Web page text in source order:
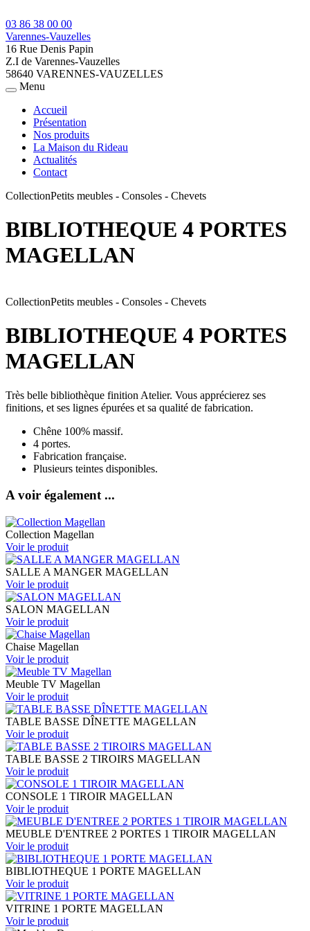
03 86 38 00 00
Varennes-Vauzelles
16 Rue Denis Papin
Z.I de Varennes-Vauzelles
58640 VARENNES-VAUZELLES
Menu
Accueil
Présentation
Nos produits
La Maison du Rideau
Actualités
Contact
CollectionPetits meubles - Consoles - Chevets
BIBLIOTHEQUE 4 PORTES
MAGELLAN
CollectionPetits meubles - Consoles - Chevets
BIBLIOTHEQUE 4 PORTES
MAGELLAN
Très belle bibliothèque finition Atelier. Vous apprécierez ses
finitions, et ses lignes épurées et sa qualité de fabrication.
Chêne 100% massif.
4 portes.
Fabrication française.
Plusieurs teintes disponibles.
A voir également ...
Collection Magellan
Voir le produit
SALLE A MANGER MAGELLAN
Voir le produit
SALON MAGELLAN
Voir le produit
Chaise Magellan
Voir le produit
Meuble TV Magellan
Voir le produit
TABLE BASSE DÎNETTE MAGELLAN
Voir le produit
TABLE BASSE 2 TIROIRS MAGELLAN
Voir le produit
CONSOLE 1 TIROIR MAGELLAN
Voir le produit
MEUBLE D'ENTREE 2 PORTES 1 TIROIR MAGELLAN
Voir le produit
BIBLIOTHEQUE 1 PORTE MAGELLAN
Voir le produit
VITRINE 1 PORTE MAGELLAN
Voir le produit